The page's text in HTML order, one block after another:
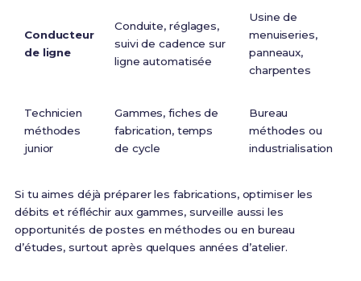
Conducteur
de ligne
Conduite, réglages,
suivi de cadence sur
ligne automatisée
Usine de
menuiseries,
panneaux,
charpentes
Technicien
méthodes
junior
Gammes, fiches de
fabrication, temps
de cycle
Bureau
méthodes ou
industrialisation
Si tu aimes déjà préparer les fabrications, optimiser les
débits et réfléchir aux gammes, surveille aussi les
opportunités de postes en méthodes ou en bureau
d’études, surtout après quelques années d’atelier.